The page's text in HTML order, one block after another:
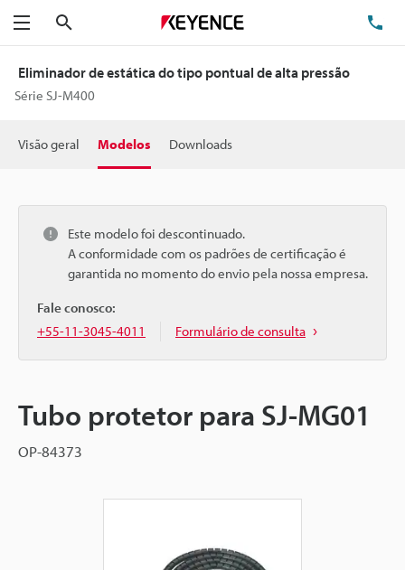
Menu
Eliminador de estática do tipo pontual de alta pressão
Série SJ-M400
Visão geral Modelos Downloads
Este modelo foi descontinuado.
A conformidade com os padrões de certificação é
garantida no momento do envio pela nossa empresa.
Fale conosco:
+55-11-3045-4011
Formulário de consulta
Tubo protetor para SJ-MG01
OP-84373